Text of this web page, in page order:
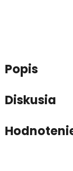
Popis
Diskusia